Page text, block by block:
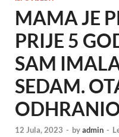
MAMA JE
PRIJE 5
SAM
SEDAM.
12 Jula, 2023 - byadmin -